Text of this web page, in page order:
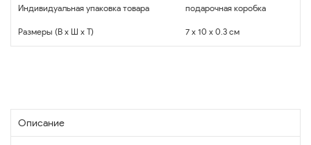
Индивидуальная упаковка товара подарочная коробка
Размеры (В x Ш x Т) 7 x 10 x 0.3 см
Описание